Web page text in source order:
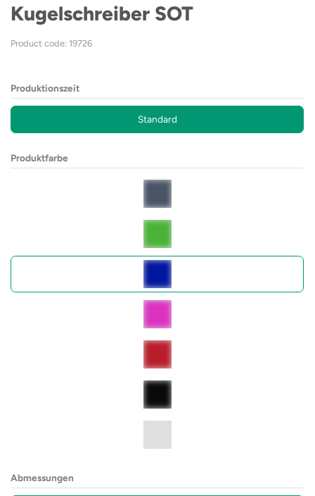
Kugelschreiber SOT
Product code: 19726
Produktionszeit
Standard
Produktfarbe
Abmessungen